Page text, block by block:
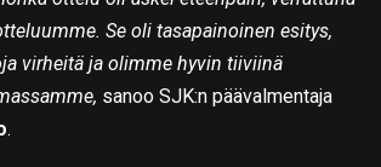
Se oli tasapainoinen esitys,
virheitä ja olimme hyvin tiiviinä
sanoo SJK:n päävalmentaja
.